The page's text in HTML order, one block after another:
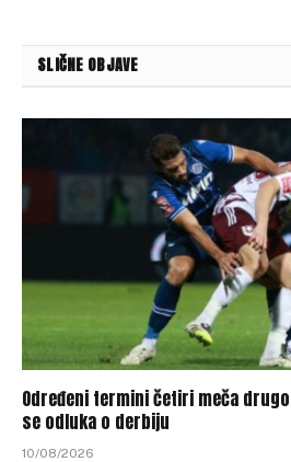
SLIČNE OBJAVE
Određeni termini četiri meča
se odluka o derbiju
10/08/2026